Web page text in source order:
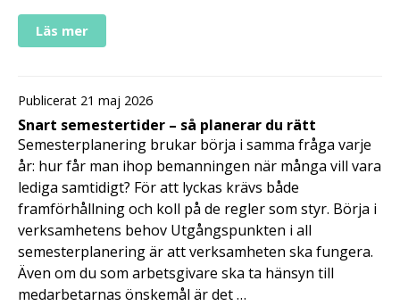
Läs mer
Publicerat 21 maj 2026
Snart semestertider – så planerar du rätt
Semesterplanering brukar börja i samma fråga varje
år: hur får man ihop bemanningen när många vill vara
lediga samtidigt? För att lyckas krävs både
framförhållning och koll på de regler som styr. Börja i
verksamhetens behov Utgångspunkten i all
semesterplanering är att verksamheten ska fungera.
Även om du som arbetsgivare ska ta hänsyn till
medarbetarnas önskemål är det …